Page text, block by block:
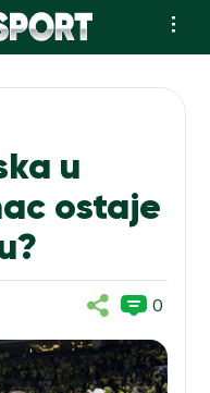
u
ostaje
0